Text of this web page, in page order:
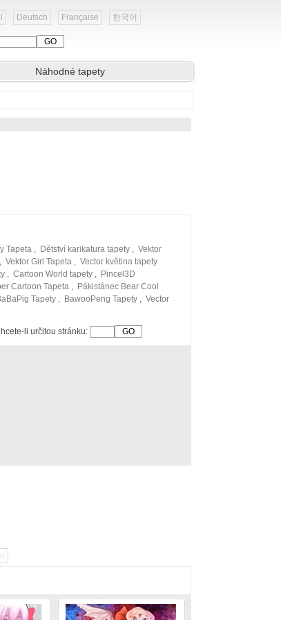
Deutsch Française 한국어
Náhodné tapety
Tapeta , Dětství karikatura tapety , Vektor
, Vektor Girl Tapeta , Vector květina tapety
, Cartoon World tapety , Pincel3D
Cartoon Tapeta , Pákistánec Bear Cool
Tapety , BawooPeng Tapety , Vector
li určitou stránku: